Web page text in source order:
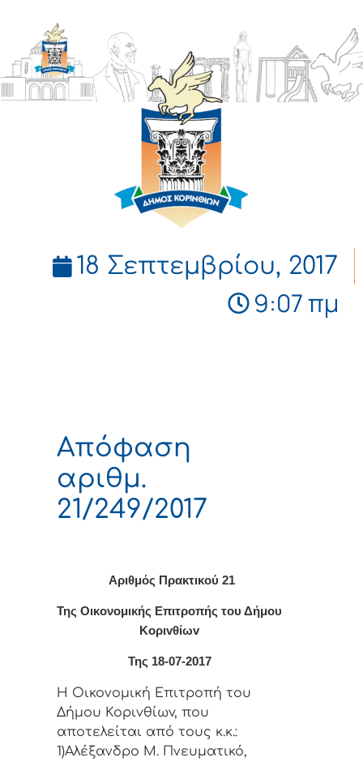
ΔΗΜΟΣ
ΚΟΡΙΝΘΙΩΝ
18 Σεπτεμβρίου, 2017
9:07 πμ
Απόφαση
αριθμ.
21/249/2017
Αριθμός Πρακτικού 21
Της Οικονομικής Επιτρoπής τoυ Δήμoυ
Κoριvθίωv
Της 18-07-2017
Η Οικονομική Επιτρoπή τoυ
Δήμoυ Κoριvθίωv, πoυ
απoτελείται από τoυς κ.κ.:
1)Αλέξανδρο Μ. Πνευματικό,